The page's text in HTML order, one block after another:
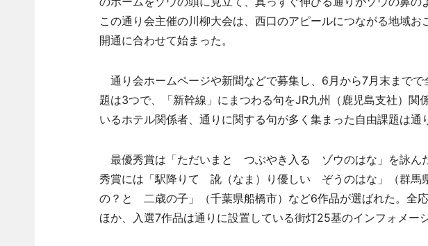
この通り会主催の川柳大会は、西口のアピールにつながる地域
開通に合わせて始まった。
通り会ホームページや新聞などで募集し、6月から7月末まで
題は3つで、「新幹線」にまつわる句をJR九州（鹿児島支社）関
いるホテル関係者、通りに関する句が多く集まった自由課題は通
最優秀賞は「ただいまと つぶやき入る ゾウのはな」を詠ん
秀賞には「駅降りて 訛（なま）り優しい ぞうのはな」（群馬
の？と 二歳の子」（千葉県船橋市）など6作品が選ばれた。全
ほか、入選7作品は通りに設置している街灯25基のインフォメー